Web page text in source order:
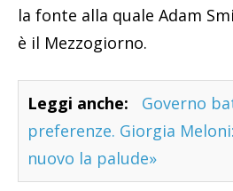
la fonte alla quale Adam
è il Mezzogiorno.
Leggi anche:
Governo
preferenze. Giorgia
nuovo la palude»